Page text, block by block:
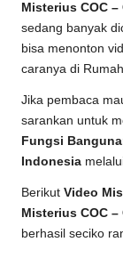
Misterius COC
sedang banyak
bisa menonton
caranya di
Jika pembaca
sarankan untuk
Fungsi
Indonesia
Berikut Video
Misterius COC
berhasil seciko